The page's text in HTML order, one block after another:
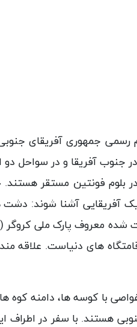
آفریقایی آشنا شوند: دشت
معروف پارک ملی کروگر (
با کوسه ها، دامنه کوه
هستند. با سفر در